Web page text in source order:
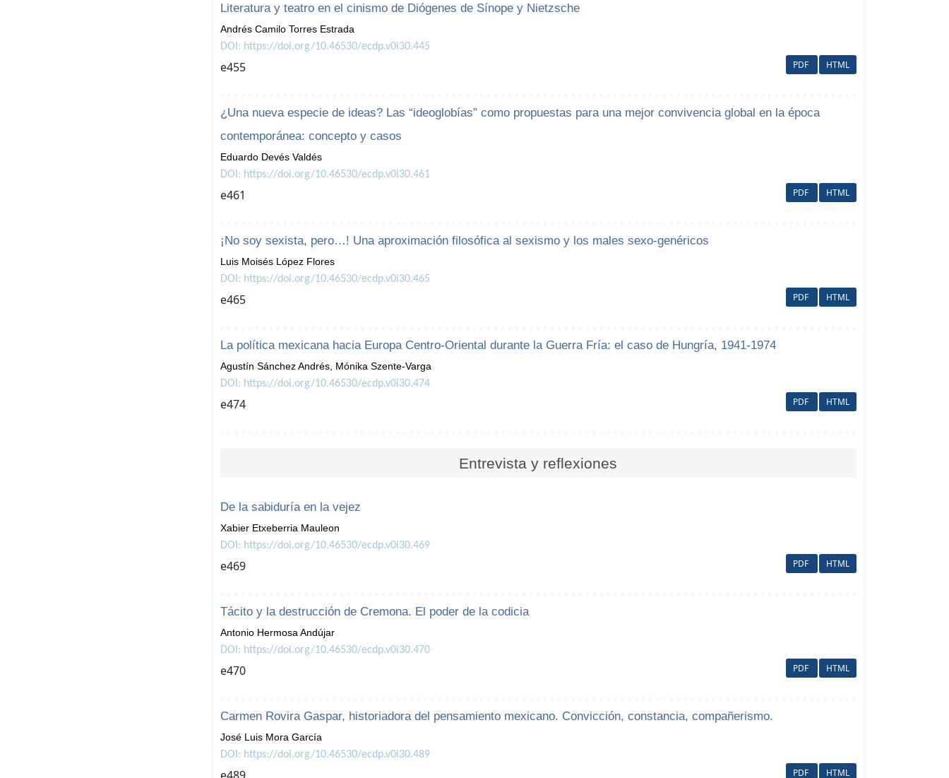
Literatura y teatro en el cinismo de Diógenes de Sínope y Nietzsche
Andrés Camilo Torres Estrada
DOI: https://doi.org/10.46530/ecdp.v0i30.445
e455 PDF HTML
¿Una nueva especie de ideas? Las “ideoglobías” como propuestas para una mejor convivencia global en la época
contemporánea: concepto y casos
Eduardo Devés Valdés
DOI: https://doi.org/10.46530/ecdp.v0i30.461
e461 PDF HTML
¡No soy sexista, pero…! Una aproximación filosófica al sexismo y los males sexo-genéricos
Luis Moisés López Flores
DOI: https://doi.org/10.46530/ecdp.v0i30.465
e465 PDF HTML
La política mexicana hacia Europa Centro-Oriental durante la Guerra Fría: el caso de Hungría, 1941-1974
Agustín Sánchez Andrés, Mónika Szente-Varga
DOI: https://doi.org/10.46530/ecdp.v0i30.474
e474 PDF HTML
Entrevista y reflexiones
De la sabiduría en la vejez
Xabier Etxeberria Mauleon
DOI: https://doi.org/10.46530/ecdp.v0i30.469
e469 PDF HTML
Tácito y la destrucción de Cremona. El poder de la codicia
Antonio Hermosa Andújar
DOI: https://doi.org/10.46530/ecdp.v0i30.470
e470 PDF HTML
Carmen Rovira Gaspar, historiadora del pensamiento mexicano. Convicción, constancia, compañerismo.
José Luis Mora García
DOI: https://doi.org/10.46530/ecdp.v0i30.489
PDF HTML